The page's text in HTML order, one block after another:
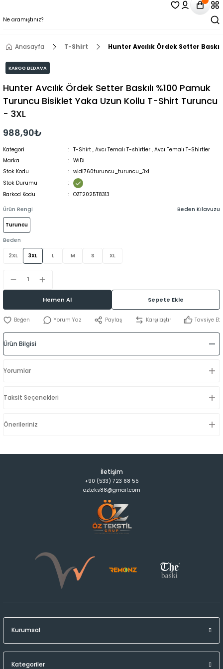
Anasayfa T-Shirt Hunter Avcılık Ördek Setter
KARGO BEDAVA
Hunter Avcılık Ördek Setter Baskılı %100 Pamuk
Turuncu Bisiklet Yaka Uzun Kollu T-Shirt Turuncu
- 3XL
988,90₺
Kategori T-Shirt , Avcı Temalı T-shirtler , Avcı Temalı T-Shirtler
Marka
WİDİ
Stok Kodu
widi760turuncu_turuncu_3xl
Stok Durumu
Barkod Kodu
OZT2025T8313
Ürün Rengi
Turuncu
Beden
2XL 3XL L M S XL
Beden Kılavuzu
Hemen Al Sepete Ekle
Yorum Yaz Paylaş Karşılaştır Tavsiye Et
Ürün Bilgisi
Yorumlar
Taksit Seçenekleri
Önerileriniz
İletişim
+90 (533) 723 68 55
ozteks88@gmail.com
Kurumsal
Kategoriler